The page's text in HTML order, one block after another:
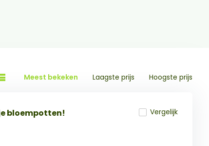
Meest bekeken Laagste prijs Hoogste prijs
bloempotten! Vergelijk